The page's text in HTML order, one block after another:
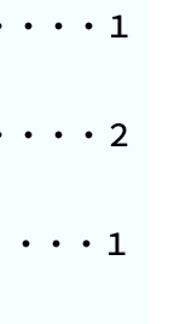
・・・１
・・・２
・・１